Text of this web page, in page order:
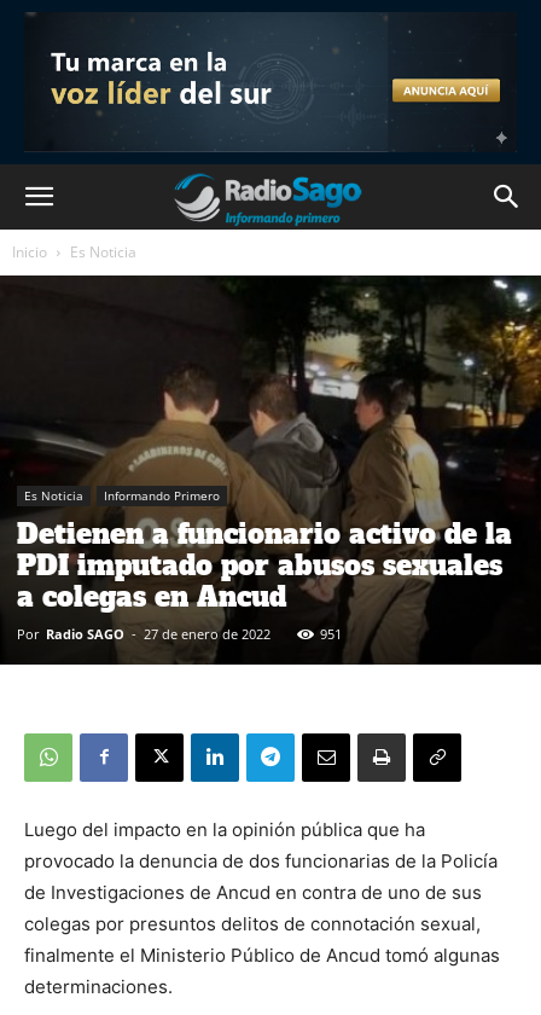
Inicio Es Noticia
Es Noticia Informando Primero
Detienen a funcionario activo de la
PDI imputado por abusos sexuales
a colegas en Ancud
Por Radio SAGO - 27 de enero de 2022 951
Luego del impacto en la opinión pública que ha
provocado la denuncia de dos funcionarias de la Policía
de Investigaciones de Ancud en contra de uno de sus
colegas por presuntos delitos de connotación sexual,
finalmente el Ministerio Público de Ancud tomó algunas
determinaciones.